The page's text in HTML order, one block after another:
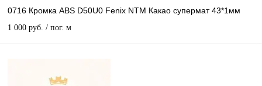
0716 Кромка ABS D50U0 Fenix NTM Какао супермат 43*1мм
1 000 руб. / пог. м